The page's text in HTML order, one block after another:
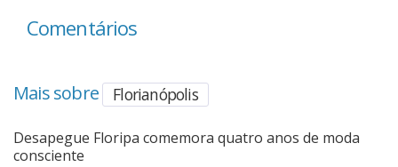
Comentários
Mais sobre Florianópolis
Desapegue Floripa comemora quatro anos de moda
consciente